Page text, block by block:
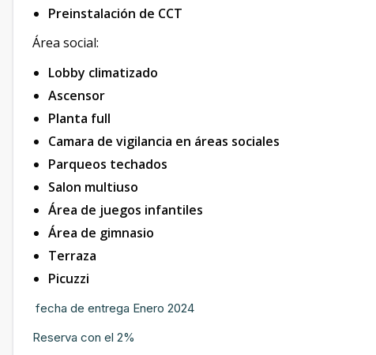
Preinstalación de CCT
Área social:
Lobby climatizado
Ascensor
Planta full
Camara de vigilancia en áreas sociales
Parqueos techados
Salon multiuso
Área de juegos infantiles
Área de gimnasio
Terraza
Picuzzi
fecha de entrega Enero 2024
Reserva con el 2%